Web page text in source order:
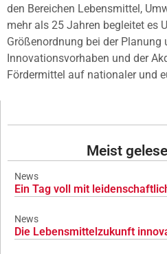
den Bereichen Lebensmittel,
mehr als 25 Jahren begleitet es
Größenordnung bei der
Innovationsvorhaben und der
Fördermittel auf nationaler und
Meist
News
Ein Tag voll mit
News
Die Lebensmittelzukunft